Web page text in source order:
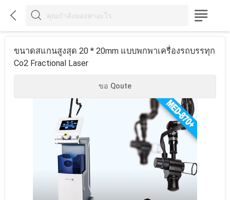
  
ขนาดสแกนสูงสุด 20 * 20mm แบบพกพาเครื่องรถบรรทุก
Co2 Fractional Laser
ขอ Qoute